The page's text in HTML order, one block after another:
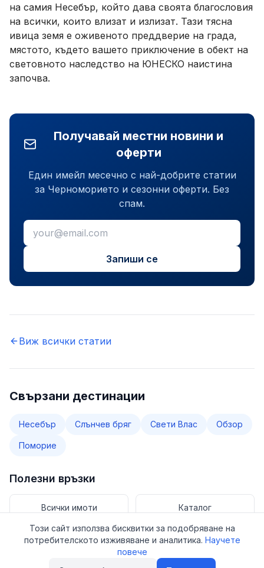
на самия Несебър, който дава своята благословия
на всички, които влизат и излизат. Тази тясна
ивица земя е оживеното преддверие на града,
мястото, където вашето приключение в обект на
световното наследство на ЮНЕСКО наистина
започва.
Получавай местни новини и
оферти
Един имейл месечно с най-добрите статии
за Черноморието и сезонни оферти. Без
спам.
Запиши се
Виж всички статии
Свързани дестинации
Несебър Слънчев бряг Свети Влас Обзор
Поморие
Полезни връзки
Всички имоти Каталог
Имоти за продажба
Този сайт използва бисквитки за подобряване на
потребителското изживяване и аналитика. Научете
повече